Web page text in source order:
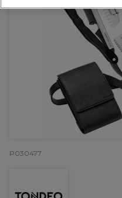
P030477